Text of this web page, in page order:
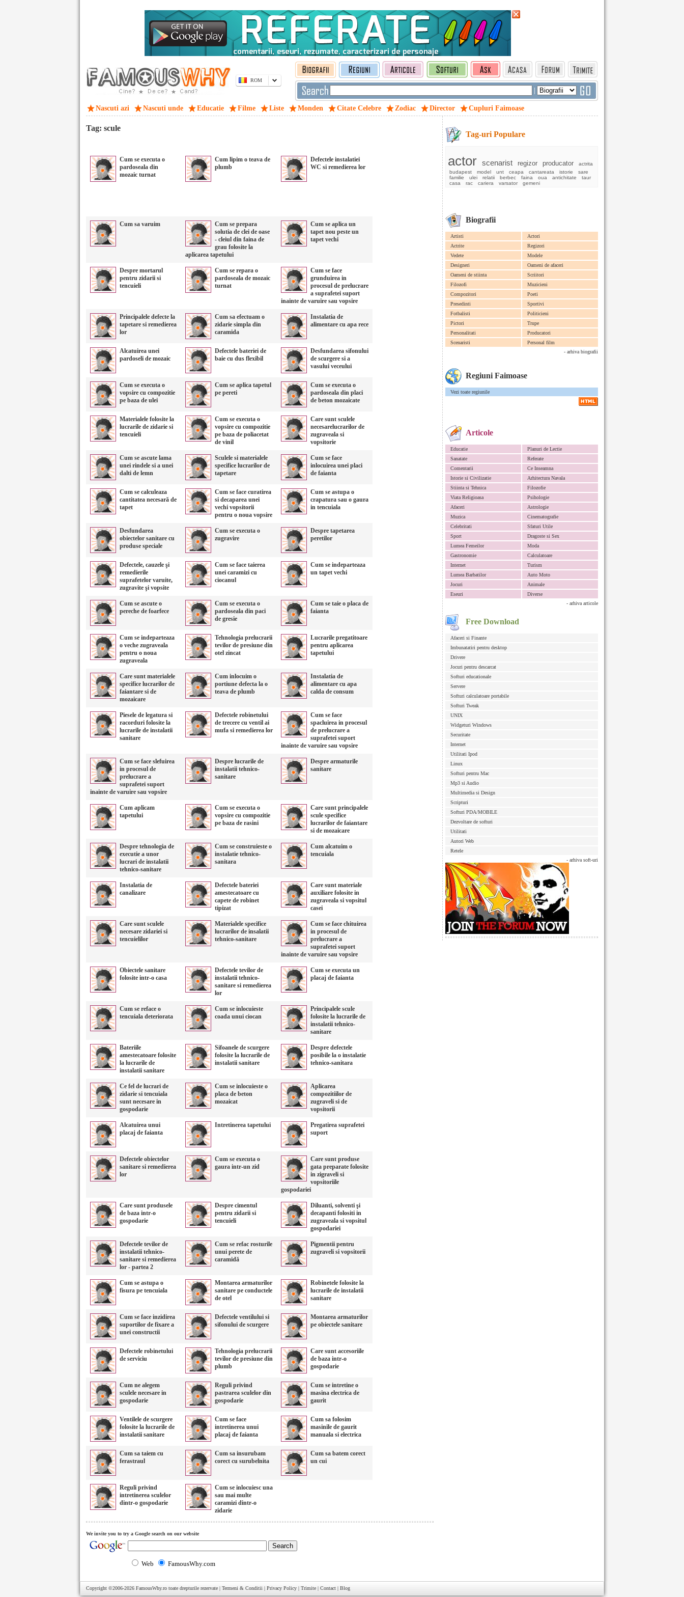
ROM
|
Nascuti azi Nascuti unde Educatie Filme Liste Monden Citate Celebre Zodiac Director Cupluri Faimoase
Tag-uri Populare
actor scenarist regizor producator
actrita
budapest
model unt ceapa cantareata istorie
sare
familie
ulei relatii berbec faina oua antichitate
taur
casa
rac cariera varsator gemeni
Biografii
Artisti
Actori
Actrite
Regizori
Vedete
Modele
Designeri
Oameni de afaceri
Oameni de stiinta
Scriitori
Filozofi
Muzicieni
Compozitori
Poeti
Presedinti
Sportivi
Fotbalisti
Politicieni
Pictori
Trupe
Personalitati
Producatori
Scenaristi
Personal film
- arhiva biografii
Regiuni Faimoase
Vezi toate regiunile
Articole
Educatie
Planuri de Lectie
Sanatate
Referate
Comentarii
Ce Inseamna
Istorie si Civilizatie
Arhitectura Navala
Stiinta si Tehnica
Filozofie
Viata Religioasa
Psihologie
Afaceri
Astrologie
Muzica
Cinematografie
Celebritati
Sfaturi Utile
Sport
Dragoste si Sex
Lumea Femeilor
Moda
Gastronomie
Calculatoare
Internet
Turism
Lumea Barbatilor
Auto Moto
Jocuri
Animale
Eseuri
Diverse
- arhiva articole
Free Download
Afaceri si Finante
Imbunatatiri pentru desktop
Drivere
Jocuri pentru descarcat
Softuri educationale
Servere
Softuri calculatoare portabile
Softuri Tweak
UNIX
Widgeturi Windows
Securitate
Internet
Utilitati Ipod
Linux
Softuri pentru Mac
Mp3 si Audio
Multimedia si Design
Scripturi
Softuri PDA/MOBILE
Dezvoltare de softuri
Utilitati
Autori Web
Retele
- arhiva soft-uri
Tag: scule
Cum se executa o
pardoseala din
mozaic turnat
Cum lipim o teava de
plumb
Defectele instalatiei
WC si remedierea lor
Cum sa varuim
Cum se prepara
solutia de clei de oase
- cleiul din faina de
grau folosite la
aplicarea tapetului
Cum se aplica un
tapet nou peste un
tapet vechi
Despre mortarul
pentru zidarii si
tencuieli
Cum se repara o
pardoseala de mozaic
turnat
Cum se face
grunduirea in
procesul de prelucrare
a suprafetei suport
inainte de varuire sau vopsire
Principalele defecte la
tapetare si remedierea
lor
Cum sa efectuam o
zidarie simpla din
caramida
Instalatia de
alimentare cu apa rece
Alcatuirea unei
pardoseli de mozaic
Defectele bateriei de
baie cu dus flexibil
Desfundarea sifonului
de scurgere si a
vasului veceului
Cum se executa o
vopsire cu compozitie
pe baza de ulei
Cum se aplica tapetul
pe pereti
Cum se executa o
pardoseala din placi
de beton mozaicate
Materialele folosite la
lucrarile de zidarie si
tencuieli
Cum se executa o
vopsire cu compozitie
pe baza de poliacetat
de vinil
Care sunt sculele
necesarelucrarilor de
zugraveala si
vopsitorie
Cum se ascute lama
unei rindele si a unei
dalti de lemn
Sculele si materialele
specifice lucrarilor de
tapetare
Cum se face
inlocuirea unei placi
de faianta
Cum se calculeaza
cantitatea necesară de
tapet
Cum se face curatirea
si decaparea unei
vechi vopsitorii
pentru o noua vopsire
Cum se astupa o
crapatura sau o gaura
in tencuiala
Desfundarea
obiectelor sanitare cu
produse speciale
Cum se executa o
zugravire
Despre tapetarea
peretilor
Defectele, cauzele şi
remedierile
suprafetelor varuite,
zugravite şi vopsite
Cum se face taierea
unei caramizi cu
ciocanul
Cum se indeparteaza
un tapet vechi
Cum se ascute o
pereche de foarfece
Cum se executa o
pardoseala din paci
de gresie
Cum se taie o placa de
faianta
Cum se indeparteaza
o veche zugraveala
pentru o noua
zugraveala
Tehnologia prelucrarii
tevilor de presiune din
otel zincat
Lucrarile pregatitoare
pentru aplicarea
tapetului
Care sunt materialele
specifice lucrarilor de
faiantare si de
mozaicare
Cum inlocuim o
portiune defecta la o
teava de plumb
Instalatia de
alimentare cu apa
calda de consum
Piesele de legatura si
racorduri folosite la
lucrarile de instalatii
sanitare
Defectele robinetului
de trecere cu ventil ai
mufa si remedierea lor
Cum se face
spacluirea in procesul
de prelucrare a
suprafetei suport
inainte de varuire sau vopsire
Cum se face slefuirea
in procesul de
prelucrare a
suprafetei suport
inainte de varuire sau vopsire
Despre lucrarile de
instalatii tehnico-
sanitare
Despre armaturile
sanitare
Cum aplicam
tapetului
Cum se executa o
vopsire cu compozitie
pe baza de rasini
Care sunt principalele
scule specifice
lucrarilor de faiantare
si de mozaicare
Despre tehnologia de
executie a unor
lucrari de instalatii
tehnico-sanitare
Cum se construieste o
instalatie tehnico-
sanitara
Cum alcatuim o
tencuiala
Instalatia de
canalizare
Defectele bateriei
amestecatoare cu
capete de robinet
tipizat
Care sunt materiale
auxiliare folosite in
zugraveala si vopsitul
casei
Care sunt sculele
necesare zidariei si
tencuielilor
Materialele specifice
lucrarilor de insalatii
tehnico-sanitare
Cum se face chituirea
in procesul de
prelucrare a
suprafetei suport
inainte de varuire sau vopsire
Obiectele sanitare
folosite intr-o casa
Defectele tevilor de
instalatii tehnico-
sanitare si remedierea
lor
Cum se executa un
placaj de faianta
Cum se reface o
tencuiala deteriorata
Cum se inlocuieste
coada unui ciocan
Principalele scule
folosite la lucrarile de
instalatii tehnico-
sanitare
Bateriile
amestecatoare folosite
la lucrarile de
instalatii sanitare
Sifoanele de scurgere
folosite la lucrarile de
instalatii sanitare
Despre defectele
posibile la o instalatie
tehnico-sanitara
Ce fel de lucrari de
zidarie si tencuiala
sunt necesare in
gospodarie
Cum se inlocuieste o
placa de beton
mozaicat
Aplicarea
compozitiilor de
zugraveli si de
vopsitorii
Alcatuirea unui
placaj de faianta
Intretinerea tapetului
Pregatirea suprafetei
suport
Defectele obiectelor
sanitare si remedierea
lor
Cum se executa o
gaura intr-un zid
Care sunt produse
gata preparate folosite
in zigraveli si
vopsitoriile
gospodariei
Care sunt produsele
de baza intr-o
gospodarie
Despre cimentul
pentru zidarii si
tencuieli
Diluanti, solventi şi
decapanti folositi in
zugraveala si vopsitul
gospodariei
Defectele tevilor de
instalatii tehnico-
sanitare si remedierea
lor - partea 2
Cum se refac rosturile
unui perete de
caramidă
Pigmentii pentru
zugraveli si vopsitorii
Cum se astupa o
fisura pe tencuiala
Montarea armaturilor
sanitare pe conductele
de otel
Robinetele folosite la
lucrarile de instalatii
sanitare
Cum se face inzidirea
suportilor de fixare a
unei constructii
Defectele ventilului si
sifonului de scurgere
Montarea armaturilor
pe obiectele sanitare
Defectele robinetului
de serviciu
Tehnologia prelucrarii
tevilor de presiune din
plumb
Care sunt accesoriile
de baza intr-o
gospodarie
Cum ne alegem
sculele necesare in
gospodarie
Reguli privind
pastrarea sculelor din
gospodarie
Cum se intretine o
masina electrica de
gaurit
Ventilele de scurgere
folosite la lucrarile de
instalatii sanitare
Cum se face
intretinerea unui
placaj de faianta
Cum sa folosim
masinile de gaurit
manuala si electrica
Cum sa taiem cu
ferastraul
Cum sa insurubam
corect cu surubelnita
Cum sa batem corect
un cui
Reguli privind
intretinerea sculelor
dintr-o gospodarie
Cum se inlocuiesc una
sau mai multe
caramizi dintr-o
zidarie
We invite you to try a Google search on our website
Web FamousWhy.com
Copyright ©2006-2026 FamousWhy.ro toate drepturile rezervate | Termeni & Conditii | Privacy Policy | Trimite | Contact | Blog